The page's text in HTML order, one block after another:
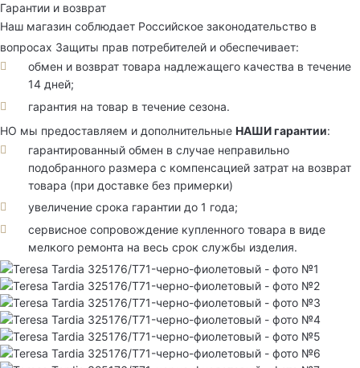
Гарантии и возврат
Наш магазин соблюдает Российское законодательство в
вопросах Защиты прав потребителей и обеспечивает:
обмен и возврат товара надлежащего качества в течение
14 дней;
гарантия на товар в течение сезона.
НО мы предоставляем и дополнительные НАШИ гарантии:
гарантированный обмен в случае неправильно
подобранного размера с компенсацией затрат на возврат
товара (при доставке без примерки)
увеличение срока гарантии до 1 года;
сервисное сопровождение купленного товара в виде
мелкого ремонта на весь срок службы изделия.